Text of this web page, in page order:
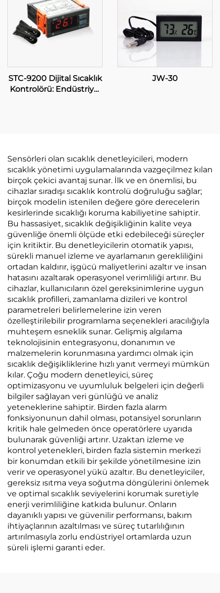
STC-9200 Dijital Sıcaklık
Kontrolörü: Endüstriyel
JW-30
Sensörleri olan sıcaklık denetleyicileri, modern
sıcaklık yönetimi uygulamalarında vazgeçilmez kılan
birçok çekici avantaj sunar. İlk ve en önemlisi, bu
cihazlar sıradışı sıcaklık kontrolü doğruluğu sağlar;
birçok modelin istenilen değere göre derecelerin
kesirlerinde sıcaklığı koruma kabiliyetine sahiptir.
Bu hassasiyet, sıcaklık değişikliğinin kalite veya
güvenliğe önemli ölçüde etki edebileceği süreçler
için kritiktir. Bu denetleyicilerin otomatik yapısı,
sürekli manuel izleme ve ayarlamanın gerekliliğini
ortadan kaldırır, işgücü maliyetlerini azaltır ve insan
hatasını azaltarak operasyonel verimliliği artırır. Bu
cihazlar, kullanıcıların özel gereksinimlerine uygun
sıcaklık profilleri, zamanlama dizileri ve kontrol
parametreleri belirlemelerine izin veren
özelleştirilebilir programlama seçenekleri aracılığıyla
muhteşem esneklik sunar. Gelişmiş algılama
teknolojisinin entegrasyonu, donanımın ve
malzemelerin korunmasına yardımcı olmak için
sıcaklık değişikliklerine hızlı yanıt vermeyi mümkün
kılar. Çoğu modern denetleyici, süreç
optimizasyonu ve uyumluluk belgeleri için değerli
bilgiler sağlayan veri günlüğü ve analiz
yeteneklerine sahiptir. Birden fazla alarm
fonksiyonunun dahil olması, potansiyel sorunların
kritik hale gelmeden önce operatörlere uyarıda
bulunarak güvenliği artırır. Uzaktan izleme ve
kontrol yetenekleri, birden fazla sistemin merkezi
bir konumdan etkili bir şekilde yönetilmesine izin
verir ve operasyonel yükü azaltır. Bu denetleyiciler,
gereksiz ısıtma veya soğutma döngülerini önlemek
ve optimal sıcaklık seviyelerini korumak suretiyle
enerji verimliliğine katkıda bulunur. Onların
dayanıklı yapısı ve güvenilir performansı, bakım
ihtiyaçlarının azaltılması ve süreç tutarlılığının
artırılmasıyla zorlu endüstriyel ortamlarda uzun
süreli işlemi garanti eder.